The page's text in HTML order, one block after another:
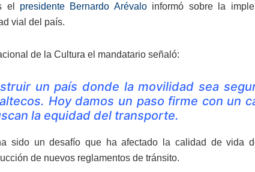
el presidente Bernardo Arévaloinformó sobre la
vial del país.
de la Cultura el mandatario señaló:
un país donde la movilidad sea
Hoy damos un paso firme con un
la equidad del transporte.
sido un desafío que ha afectado la calidad de vida
de nuevos reglamentos de tránsito.